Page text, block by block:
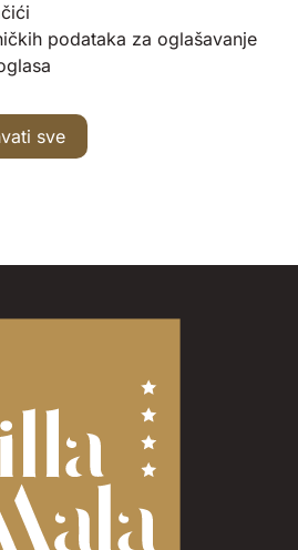
podataka za oglašavanje
sve